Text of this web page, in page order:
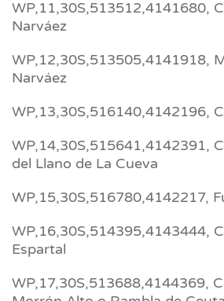
WP,11,30S,513512,4141680,
Narváez
WP,12,30S,513505,4141918,
Narváez
WP,13,30S,516140,4142196,
WP,14,30S,515641,4142391,
del Llano de La Cueva
WP,15,30S,516780,4142217,
WP,16,30S,514395,4143444,
Espartal
WP,17,30S,513688,4144369,